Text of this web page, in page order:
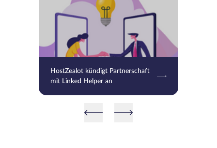
HostZealot kündigt Partnerschaft
mit Linked Helper an